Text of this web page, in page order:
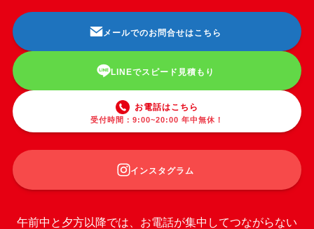
メールでのお問合せはこちら
LINEでスピード見積もり
お電話はこちら
受付時間：9:00~20:00 年中無休！
インスタグラム
午前中と夕方以降では、お電話が集中してつながらない